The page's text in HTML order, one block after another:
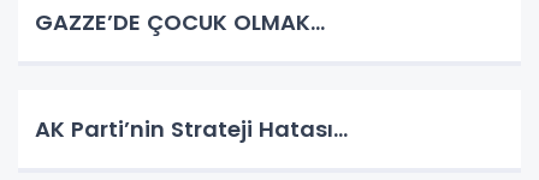
GAZZE’DE ÇOCUK OLMAK…
AK Parti’nin Strateji Hatası…